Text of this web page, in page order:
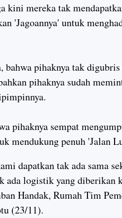
kini mereka tak
'Jagoannya' untuk
bahwa pihaknya tak
pihaknya sudah
pihaknya sempat
mendukung penuh 'Jalan
dapatkan tak ada sama
ada logistik yang diberikan
Handak, Rumah Tim
(23/11).